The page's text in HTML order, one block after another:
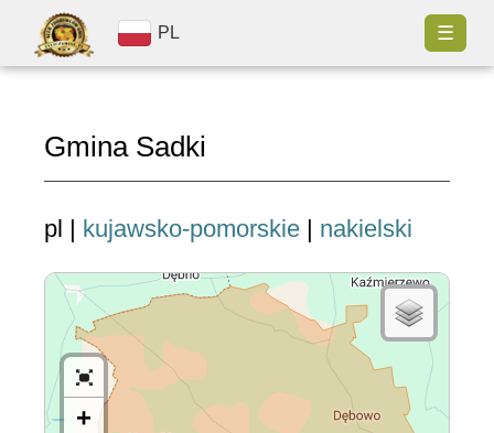
PL ☰
Gmina Sadki
pl | kujawsko-pomorskie | nakielski
+